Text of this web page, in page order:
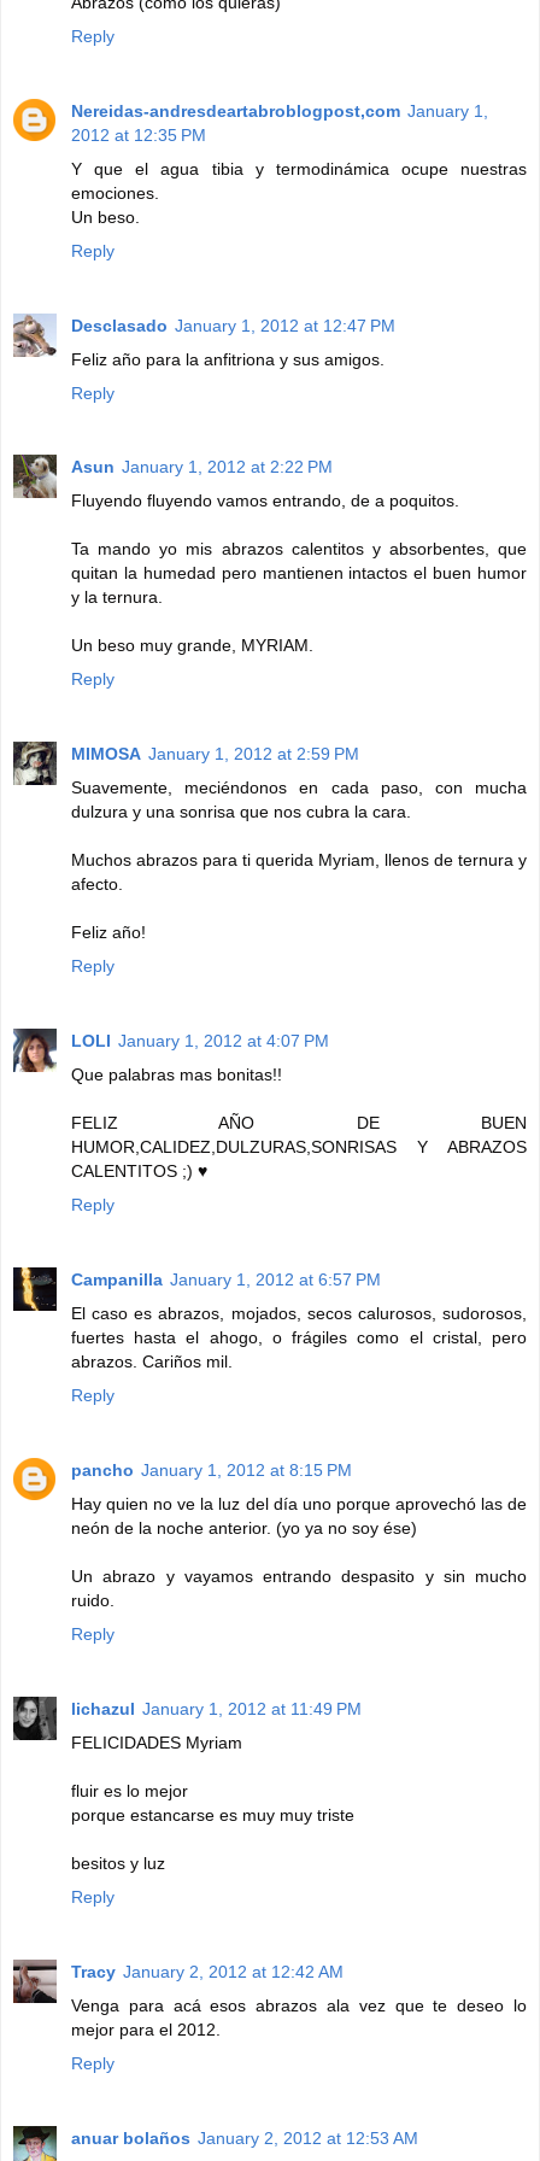
Reply
Nereidas-andresdeartabroblogpost,com January 1,
2012 at 12:35 PM
Y que el agua tibia y termodinámica ocupe nuestras
emociones.
Un beso.
Reply
Desclasado January 1, 2012 at 12:47 PM
Feliz año para la anfitriona y sus amigos.
Reply
Asun January 1, 2012 at 2:22 PM
Fluyendo fluyendo vamos entrando, de a poquitos.
Ta mando yo mis abrazos calentitos y absorbentes, que
quitan la humedad pero mantienen intactos el buen humor
y la ternura.
Un beso muy grande, MYRIAM.
Reply
MIMOSA January 1, 2012 at 2:59 PM
Suavemente, meciéndonos en cada paso, con mucha
dulzura y una sonrisa que nos cubra la cara.
Muchos abrazos para ti querida Myriam, llenos de ternura y
afecto.
Feliz año!
Reply
LOLI January 1, 2012 at 4:07 PM
Que palabras mas bonitas!!
FELIZ AÑO DE BUEN
HUMOR,CALIDEZ,DULZURAS,SONRISAS Y ABRAZOS
CALENTITOS ;) ♥
Reply
Campanilla January 1, 2012 at 6:57 PM
El caso es abrazos, mojados, secos calurosos, sudorosos,
fuertes hasta el ahogo, o frágiles como el cristal, pero
abrazos. Cariños mil.
Reply
pancho January 1, 2012 at 8:15 PM
Hay quien no ve la luz del día uno porque aprovechó las de
neón de la noche anterior. (yo ya no soy ése)
Un abrazo y vayamos entrando despasito y sin mucho
ruido.
Reply
lichazul January 1, 2012 at 11:49 PM
FELICIDADES Myriam
fluir es lo mejor
porque estancarse es muy muy triste
besitos y luz
Reply
Tracy January 2, 2012 at 12:42 AM
Venga para acá esos abrazos ala vez que te deseo lo
mejor para el 2012.
Reply
anuar bolaños January 2, 2012 at 12:53 AM